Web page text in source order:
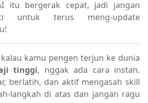
itu bergerak cepat, jadi jangan
untuk terus meng-update
kalau kamu pengen terjun ke dunia
tinggi, nggak ada cara instan.
berlatih, dan aktif mengasah skill
langkah di atas dan jangan ragu